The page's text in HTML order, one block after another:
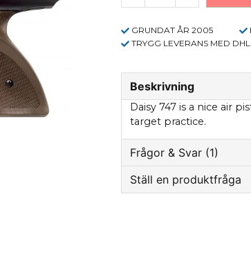
GRUNDAT ÅR 2005
TRYGG LEVERANS MED DHL
Beskrivning
Daisy 747 is a nice air
target practice.
Frågor & Svar (1)
Ställ en produktfråga